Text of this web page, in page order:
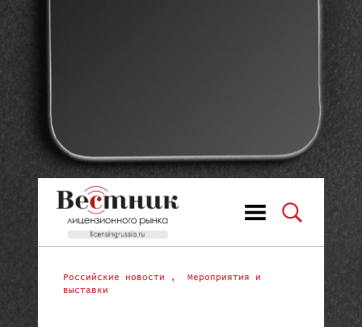
Российские новости , Мероприятия и
выставки